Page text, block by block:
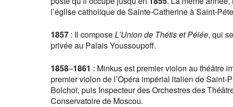
l’église catholique de Sainte-Catherine à Saint-
1857 : Il composeL′Union de Thétis et Pélée, qui
privée au Palais Youssoupoff.
1858–1861 : Minkus est premier violon au théâtre
premier violon de l’Opéra impérial italien de Saint-
Bolchoï, puis Inspecteur des Orchestres des
Conservatoire de Moscou.